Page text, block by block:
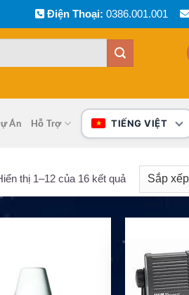
Điện Thoại: 0386.001.001
Án Hỗ Trợ TIẾNG VIỆT
thị 1–12 của 16 kết quả